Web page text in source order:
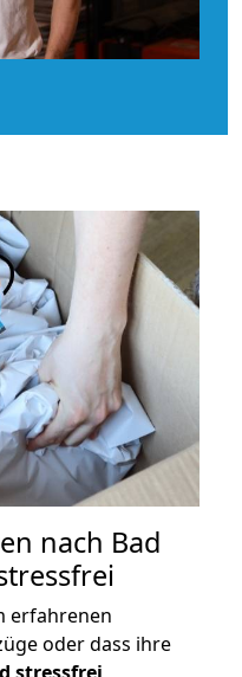
nach Bad
erfahrenen
oder dass ihre